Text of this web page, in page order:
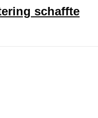
schaffte